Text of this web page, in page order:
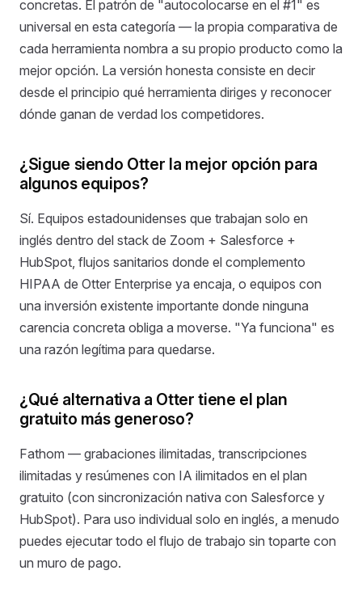
concretas. El patrón de "autocolocarse en el #1" es
universal en esta categoría — la propia comparativa de
cada herramienta nombra a su propio producto como la
mejor opción. La versión honesta consiste en decir
desde el principio qué herramienta diriges y reconocer
dónde ganan de verdad los competidores.
¿Sigue siendo Otter la mejor opción para
algunos equipos?
Sí. Equipos estadounidenses que trabajan solo en
inglés dentro del stack de Zoom + Salesforce +
HubSpot, flujos sanitarios donde el complemento
HIPAA de Otter Enterprise ya encaja, o equipos con
una inversión existente importante donde ninguna
carencia concreta obliga a moverse. "Ya funciona" es
una razón legítima para quedarse.
¿Qué alternativa a Otter tiene el plan
gratuito más generoso?
Fathom — grabaciones ilimitadas, transcripciones
ilimitadas y resúmenes con IA ilimitados en el plan
gratuito (con sincronización nativa con Salesforce y
HubSpot). Para uso individual solo en inglés, a menudo
puedes ejecutar todo el flujo de trabajo sin toparte con
un muro de pago.